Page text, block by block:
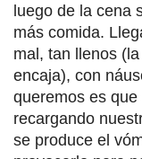
luego de la cena
más comida.
mal, tan llenos
encaja), con
queremos es
recargando
se produce el